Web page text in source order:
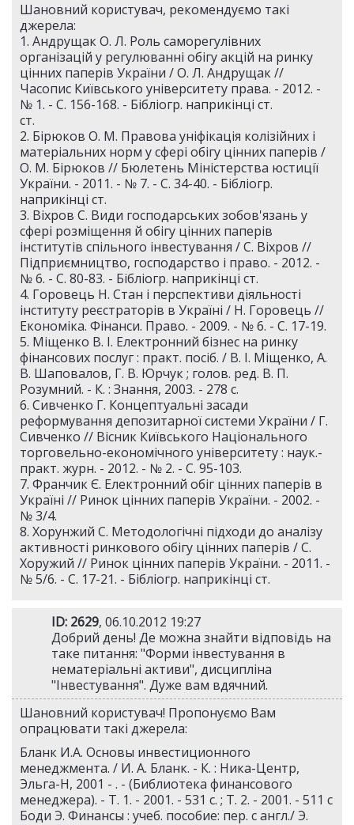
Шановний користувач, рекомендуємо такі
джерела:
1. Андрущак О. Л. Роль саморегулівних
організацій у регулюванні обігу акцій на ринку
цінних паперів України / О. Л. Андрущак //
Часопис Київського університету права. - 2012. -
№ 1. - С. 156-168. - Бібліогр. наприкінці ст.
ст.
2. Бірюков О. М. Правова уніфікація колізійних і
матеріальних норм у сфері обігу цінних паперів /
О. М. Бірюков // Бюлетень Міністерства юстиції
України. - 2011. - № 7. - С. 34-40. - Бібліогр.
наприкінці ст.
3. Віхров С. Види господарських зобов'язань у
сфері розміщення й обігу цінних паперів
інститутів спільного інвестування / С. Віхров //
Підприємництво, господарство і право. - 2012. -
№ 6. - С. 80-83. - Бібліогр. наприкінці ст.
4. Горовець Н. Стан і перспективи діяльності
інституту реєстраторів в Україні / Н. Горовець //
Економіка. Фінанси. Право. - 2009. - № 6. - С. 17-19.
5. Міщенко В. І. Електронний бізнес на ринку
фінансових послуг : практ. посіб. / В. І. Міщенко, А.
В. Шаповалов, Г. В. Юрчук ; голов. ред. В. П.
Розумний. - К. : Знання, 2003. - 278 с.
6. Сивченко Г. Концептуальні засади
реформування депозитарної системи України / Г.
Сивченко // Вісник Київського Національного
торговельно-економічного університету : наук.-
практ. журн. - 2012. - № 2. - С. 95-103.
7. Франчик Є. Електронний обіг цінних паперів в
Україні // Ринок цінних паперів України. - 2002. -
№ 3/4.
8. Хорунжий С. Методологічні підходи до аналізу
активності ринкового обігу цінних паперів / С.
Хоружий // Ринок цінних паперів України. - 2011. -
№ 5/6. - С. 17-21. - Бібліогр. наприкінці ст.
ID: 2629, 06.10.2012 19:27
Добрий день! Де можна знайти відповідь на
таке питання: "Форми інвестування в
нематеріальні активи", дисципліна
"Інвестування". Дуже вам вдячний.
Шановний користувач! Пропонуємо Вам
опрацювати такі джерела:
Бланк И.А. Основы инвестиционного
менеджмента. / И. А. Бланк. - К. : Ника-Центр,
Эльга-Н, 2001 - . - (Библиотека финансового
менеджера). - Т. 1. - 2001. - 531 c. ; Т. 2. - 2001. - 511 c
Боди Э. Финансы : учеб. пособие: пер. с англ./ Э.